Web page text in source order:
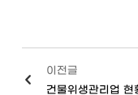
이전글
건물위생관리업